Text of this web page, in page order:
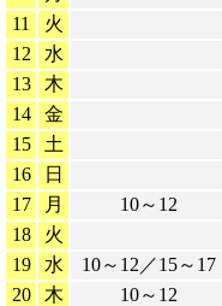
11
火
12
水
13
木
14
金
15
土
16
日
17
月 10～12
18
火
19
水 10～12／15～17
20
木 10～12